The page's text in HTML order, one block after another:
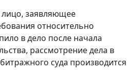
лицо, заявляющее
относительно
в дело после начала
рассмотрение дела в
суда производится